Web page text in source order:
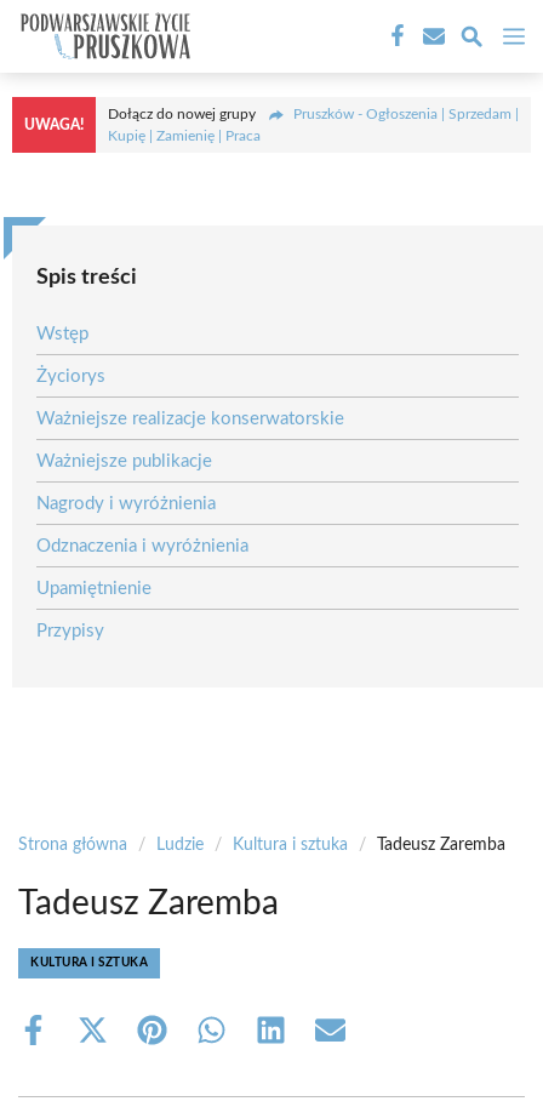
Przejdź
treści
UWAGA!
Dołącz do nowej grupy
Pruszków - Ogłoszenia | Sprzedam |
Kupię | Zamienię | Praca
Spis treści
Wstęp
Życiorys
Ważniejsze realizacje konserwatorskie
Ważniejsze publikacje
Nagrody i wyróżnienia
Odznaczenia i wyróżnienia
Upamiętnienie
Przypisy
Strona główna / Ludzie / Kultura i sztuka / Tadeusz Zaremba
Tadeusz Zaremba
KULTURA I SZTUKA
Share
Share
(Twitter)
Share Share Share Share